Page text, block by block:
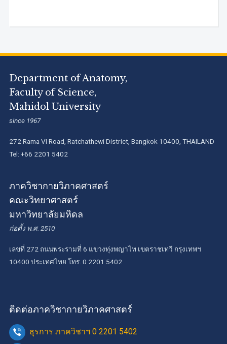
Department of Anatomy,
Faculty of Science,
Mahidol University
since 1967
272 Rama VI Road, Ratchathewi District, Bangkok 10400, THAILAND
Tel: +66 2201 5402
ภาควิชากายวิภาคศาสตร์
คณะวิทยาศาสตร์
มหาวิทยาลัยมหิดล
ก่อตั้ง พ.ศ. 2510
เลขที่ 272 ถนนพระรามที่ 6 แขวงทุ่งพญาไท เขตราชเทวี กรุงเทพฯ
10400 ประเทศไทย โทร. 0 2201 5402
ติดต่อภาควิชากายวิภาคศาสตร์
ธุรการ ภาควิชาฯ 0 2201 5402